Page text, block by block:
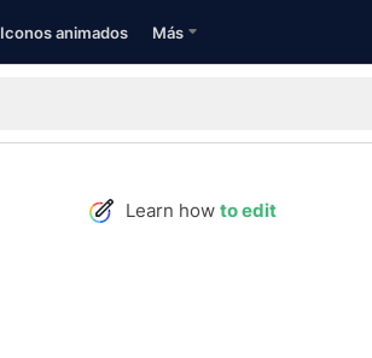
Iconos animados Más
Learn how to edit